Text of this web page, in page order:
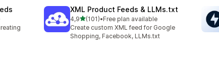
XML Product Feeds & LLMs.txt
4,95 yıldız üzerinden
(101)
toplam 101 değerlendirme
•Free plan available
Create custom XML feed for Google
Shopping, Facebook, LLMs.txt